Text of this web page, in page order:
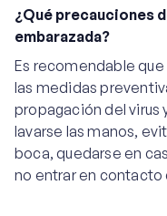
¿Qué precauciones
embarazada?
Es recomendable
las medidas
propagación del virus
lavarse las manos,
boca, quedarse en
no entrar en